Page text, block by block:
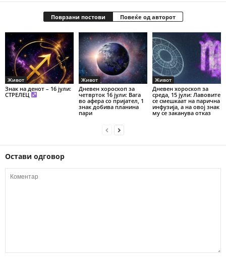
Поврзани постови Повеќе од авторот
Живот
Знак на денот – 16 јули:
СТРЕЛЕЦ
Живот
Дневен хороскоп за
четврток 16 јули: Вага
во афера со пријател, 1
знак добива планина
пари
Живот
Дневен хороскоп за
среда, 15 јули: Лавовите
се смешкаат на парична
инфузија, а на овој знак
му се заканува отказ
Остави одговор